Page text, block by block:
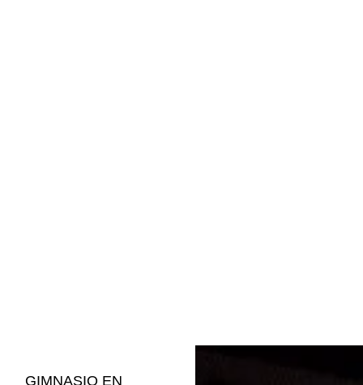
GIMNASIO EN